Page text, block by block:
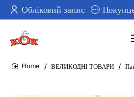
Обліковий запис
ВЕЛИКОДНІ ТОВАРИ